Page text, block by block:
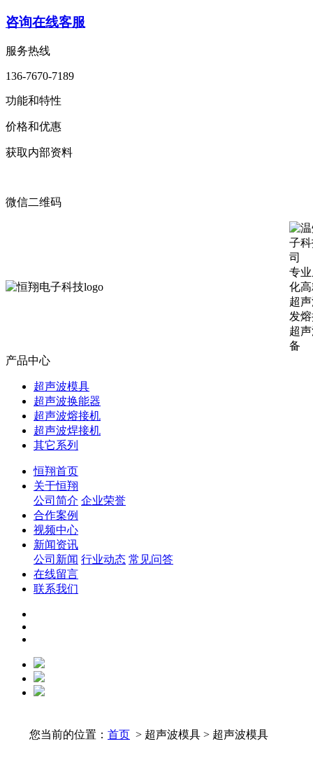
咨询在线客服
服务热线
136-7670-7189
功能和特性
价格和优惠
获取内部资料
微信二维码
专
化
超
发
超
备
产品中心
超声波模具
超声波换能器
超声波熔接机
超声波焊接机
其它系列
恒翔首页
关于恒翔
公司简介 企业荣誉
合作案例
视频中心
新闻资讯
公司新闻 行业动态 常见问答
在线留言
联系我们
您当前的位置： 首页 > 超声波模具 > 超声波模具